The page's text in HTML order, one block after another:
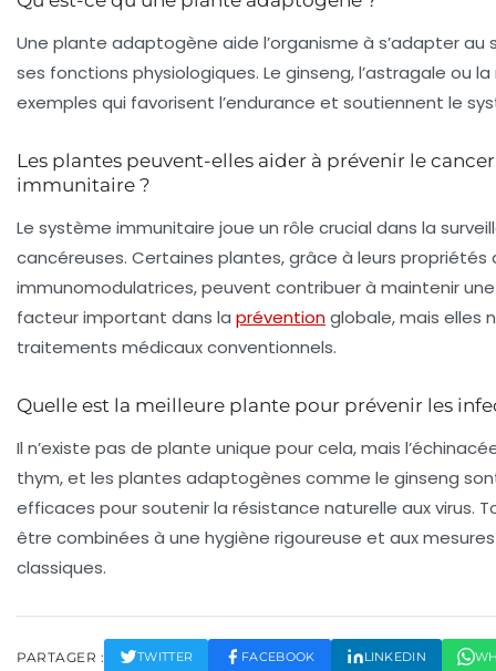
Une plante adaptogène aide l’organisme à s’adapter au
ses fonctions physiologiques. Le ginseng, l’astragale ou
exemples qui favorisent l’endurance et soutiennent le
Les plantes peuvent-elles aider à prévenir le
immunitaire ?
Le système immunitaire joue un rôle crucial dans la
cancéreuses. Certaines plantes, grâce à leurs
immunomodulatrices, peuvent contribuer à maintenir
facteur important dans la préventionglobale, mais elles
traitements médicaux conventionnels.
Quelle est la meilleure plante pour prévenir les
Il n’existe pas de plante unique pour cela, mais
thym, et les plantes adaptogènes comme le ginseng
efficaces pour soutenir la résistance naturelle aux virus.
être combinées à une hygiène rigoureuse et aux
classiques.
PARTAGER : TWITTER FACEBOOK LINKEDIN